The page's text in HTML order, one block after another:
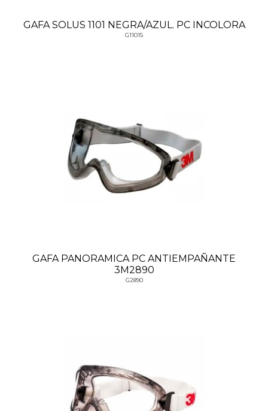
GAFA SOLUS 1101 NEGRA/AZUL. PC INCOLORA
G1101S
GAFA PANORAMICA PC ANTIEMPAÑANTE
3M2890
G2890